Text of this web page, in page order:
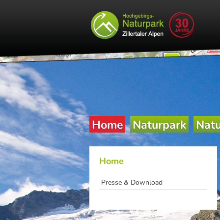
Home Naturpark
Home
Presse & Download